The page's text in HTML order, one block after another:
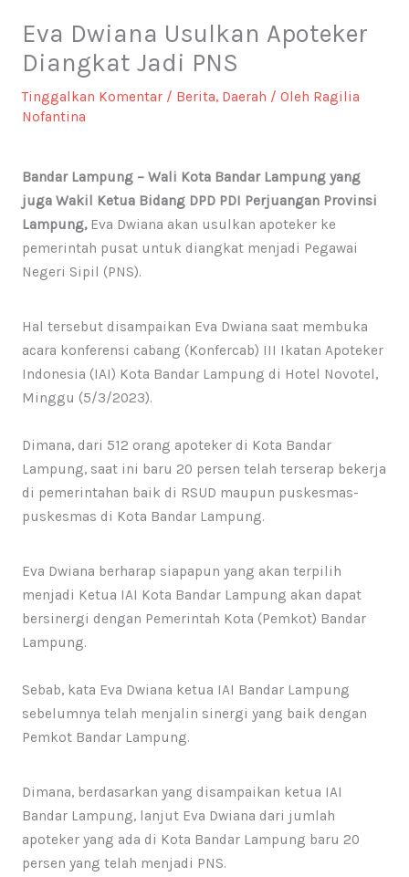
Eva Dwiana Usulkan Apoteker
Diangkat Jadi PNS
Tinggalkan Komentar / Berita, Daerah / Oleh Ragilia
Nofantina
Bandar Lampung – Wali Kota Bandar Lampung yang
juga Wakil Ketua Bidang DPD PDI Perjuangan Provinsi
Lampung,Eva Dwiana akan usulkan apoteker ke
pemerintah pusat untuk diangkat menjadi Pegawai
Negeri Sipil (PNS).
Hal tersebut disampaikan Eva Dwiana saat membuka
acara konferensi cabang (Konfercab) III Ikatan Apoteker
Indonesia (IAI) Kota Bandar Lampung di Hotel Novotel,
Minggu (5/3/2023).
Dimana, dari 512 orang apoteker di Kota Bandar
Lampung, saat ini baru 20 persen telah terserap bekerja
di pemerintahan baik di RSUD maupun puskesmas-
puskesmas di Kota Bandar Lampung.
Eva Dwiana berharap siapapun yang akan terpilih
menjadi Ketua IAI Kota Bandar Lampung akan dapat
bersinergi dengan Pemerintah Kota (Pemkot) Bandar
Lampung.
Sebab, kata Eva Dwiana ketua IAI Bandar Lampung
sebelumnya telah menjalin sinergi yang baik dengan
Pemkot Bandar Lampung.
Dimana, berdasarkan yang disampaikan ketua IAI
Bandar Lampung, lanjut Eva Dwiana dari jumlah
apoteker yang ada di Kota Bandar Lampung baru 20
persen yang telah menjadi PNS.